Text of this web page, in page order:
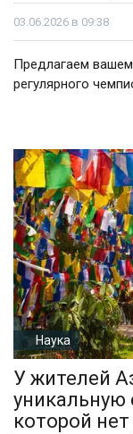
03.06.2026 в 09:38
Предлагаем
регулярного
Наука
У жителей
уникальную
которой